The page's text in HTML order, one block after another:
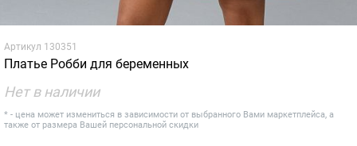
Артикул 130351
Платье Робби для беременных
Нет в наличии
* - цена может измениться в зависимости от выбранного Вами маркетплейса, а
также от размера Вашей персональной скидки